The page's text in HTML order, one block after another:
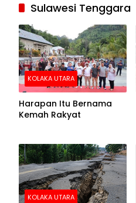
Sulawesi Tenggara
KOLAKA UTARA
Harapan Itu Bernama
Kemah Rakyat
KOLAKA UTARA